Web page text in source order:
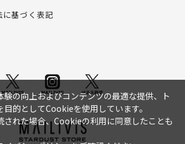
基づく表記
験の向上およびコンテンツの最適な提供、ト
的としてCookieを使用しています。
された場合、Cookieの利用に同意したことも